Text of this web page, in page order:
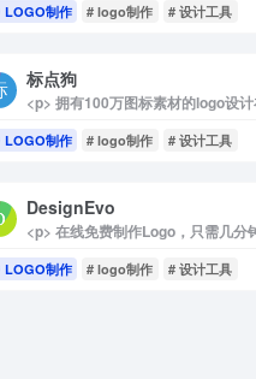
LOGO制作 # logo制作 # 设计工具
标点狗
LOGO制作 # logo制作 # 设计工具
DesignEvo
LOGO制作 # logo制作 # 设计工具